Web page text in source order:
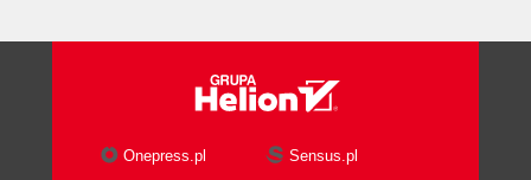
Onepress.pl
Sensus.pl